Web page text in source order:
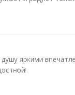
яркими